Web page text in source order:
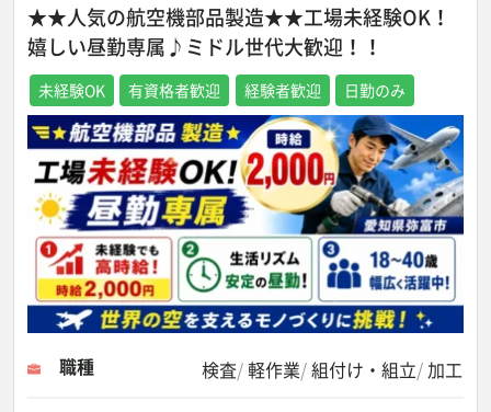
★★人気の航空機部品製造★★工場未経験OK！
嬉しい昼勤専属♪ミドル世代大歓迎！！
未経験OK 有資格者歓迎 経験者歓迎 日勤のみ
職種 検査 軽作業 組付け・組立 加工